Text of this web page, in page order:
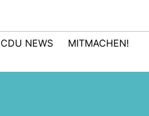
CDU NEWS MITMACHEN!